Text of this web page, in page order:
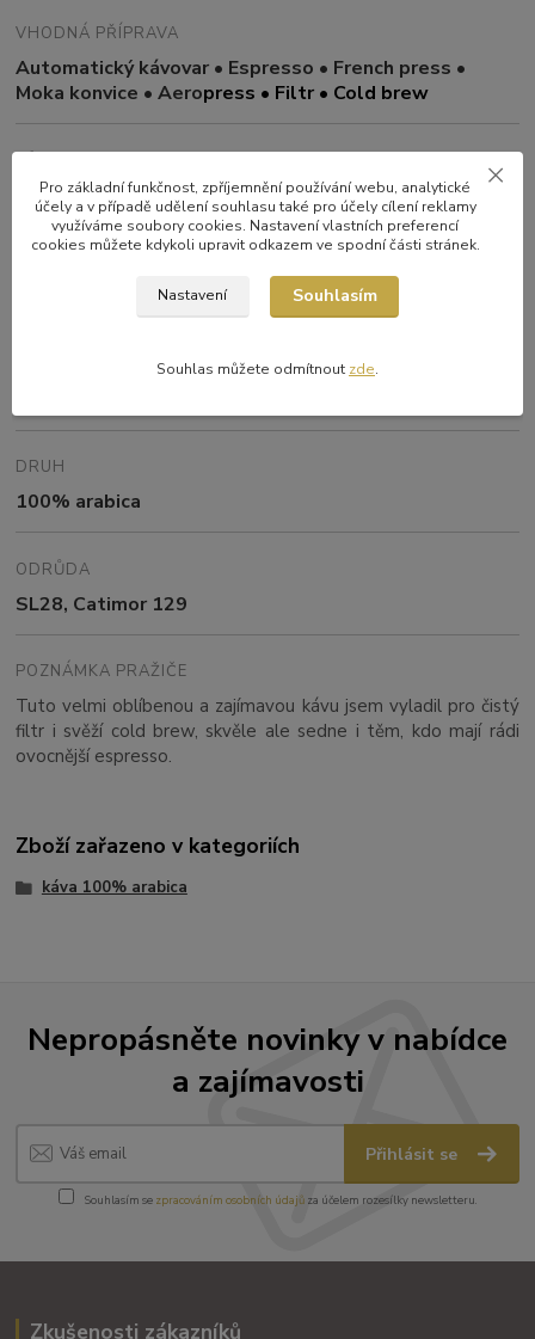
VHODNÁ PŘÍPRAVA
Automatický kávovar • Espresso • French press •
Moka konvice • Aeropress • Filtr • Cold brew
Malawi –Pamwamba
NADMOŘSKÁ VÝŠKA
DRUH
100% arabica
ODRŮDA
SL28, Catimor 129
POZNÁMKA PRAŽIČE
Tuto velmi oblíbenou a zajímavou kávu jsem vyladil pro čistý
filtr i svěží cold brew, skvěle ale sedne i těm, kdo mají rádi
ovocnější espresso.
Zboží zařazeno v kategoriích
káva 100% arabica
Nepropásněte novinky v nabídce
a zajímavosti
Přihlásit se
Souhlasím se zpracováním osobních údajůza účelem rozesílky newsletteru.
Zkušenosti zákazníků
Pro základní funkčnost, zpříjemnění používání webu, analytické
účely a v případě udělení souhlasu také pro účely cílení reklamy
využíváme soubory cookies. Nastavení vlastních preferencí
cookies můžete kdykoli upravit odkazem ve spodní části stránek.
Nastavení Souhlasím
Souhlas můžete odmítnout zde.